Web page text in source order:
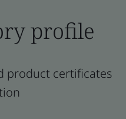
profile
product certificates